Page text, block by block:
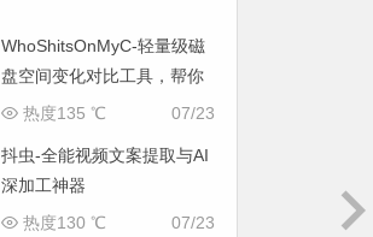
WhoShitsOnMyC-轻量级磁
盘空间变化对比工具，帮你
找出“吃掉”空间的罪魁祸首
07/23
热度135 ℃
抖虫-全能视频文案提取与AI
深加工神器
07/23
热度130 ℃